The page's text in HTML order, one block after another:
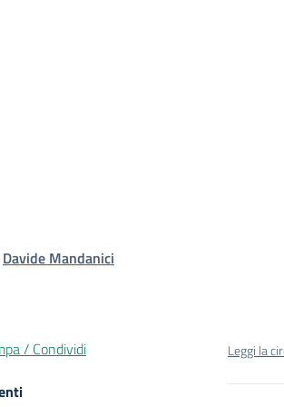
Davide Mandanici
Leggi la
/ Condividi